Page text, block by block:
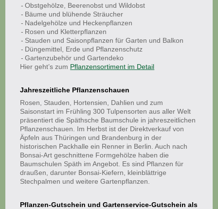
Obstgehölze, Beerenobst und Wildobst
Bäume und blühende Sträucher
Nadelgehölze und Heckenpflanzen
Rosen und Kletterpflanzen
Stauden und Saisonpflanzen für Garten und Balkon
Düngemittel, Erde und Pflanzenschutz
Gartenzubehör und Gartendeko
Hier geht’s zum Pflanzensortiment im Detail
Jahreszeitliche Pflanzenschauen
Rosen, Stauden, Hortensien, Dahlien und zum
Saisonstart im Frühling 300 Tulpensorten aus aller Welt
präsentiert die Späthsche Baumschule in jahreszeitlichen
Pflanzenschauen. Im Herbst ist der Direktverkauf von
Äpfeln aus Thüringen und Brandenburg in der
historischen Packhalle ein Renner in Berlin. Auch nach
Bonsai-Art geschnittene Formgehölze haben die
Baumschulen Späth im Angebot. Es sind Pflanzen für
draußen, darunter Bonsai-Kiefern, kleinblättrige
Stechpalmen und weitere Gartenpflanzen.
Pflanzen-Gutschein und Gartenservice-Gutschein als